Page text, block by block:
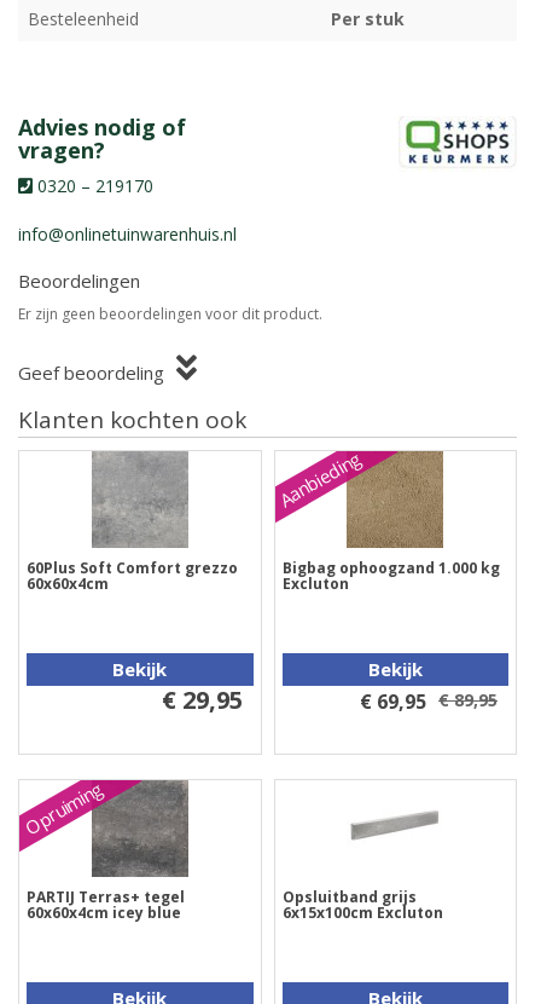
Besteleenheid
Per stuk
Advies nodig of
vragen?
0320 – 219170
info@onlinetuinwarenhuis.nl
Beoordelingen
Er zijn geen beoordelingen voor dit product.
Geef beoordeling
Klanten kochten ook
60Plus Soft Comfort grezzo
60x60x4cm
Bekijk
€ 29,95
Aanbieding
Bigbag ophoogzand 1.000 kg
Excluton
Bekijk
€ 69,95 € 89,95
Opruiming
PARTIJ Terras+ tegel
60x60x4cm icey blue
Bekijk
Opsluitband grijs
6x15x100cm Excluton
Bekijk